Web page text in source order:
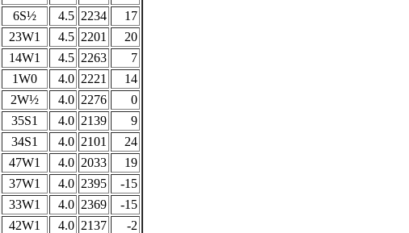
6S½ 4.5 2234
17
23W1 4.5 2201
20
14W1 4.5 2263
7
1W0 4.0 2221
14
2W½ 4.0 2276
0
35S1 4.0 2139
9
34S1 4.0 2101
24
47W1 4.0 2033
19
37W1 4.0 2395
-15
33W1 4.0 2369
-15
42W1 4.0 2137
-2